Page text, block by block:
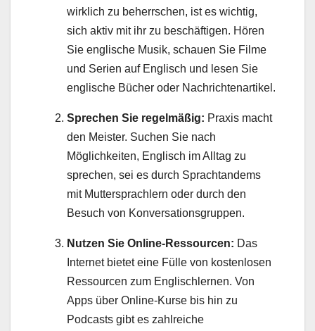
wirklich zu beherrschen, ist es wichtig,
sich aktiv mit ihr zu beschäftigen. Hören
Sie englische Musik, schauen Sie Filme
und Serien auf Englisch und lesen Sie
englische Bücher oder Nachrichtenartikel.
Sprechen Sie regelmäßig: Praxis macht
den Meister. Suchen Sie nach
Möglichkeiten, Englisch im Alltag zu
sprechen, sei es durch Sprachtandems
mit Muttersprachlern oder durch den
Besuch von Konversationsgruppen.
Nutzen Sie Online-Ressourcen: Das
Internet bietet eine Fülle von kostenlosen
Ressourcen zum Englischlernen. Von
Apps über Online-Kurse bis hin zu
Podcasts gibt es zahlreiche